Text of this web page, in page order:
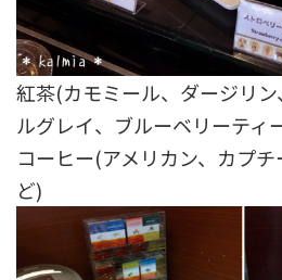
紅茶(カモミール、ダージリ
ルグレイ、ブルーベリーティ
コーヒー(アメリカン、カプ
ど)